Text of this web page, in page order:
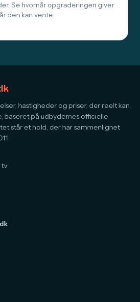
Se hvornår opgraderingen giver
den kan vente.
hastigheder og priser, der reelt kan
baseret på udbydernes officielle
står et hold, der har sammenlignet
tv